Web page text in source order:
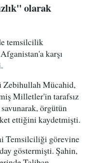
olarak
temsilcilik
karşı
Zebihullah Mücahid,
Milletler'in tarafsız
örgütün
ettiğini kaydetmişti.
Temsilciliği görevine
göstermişti. Şahin,